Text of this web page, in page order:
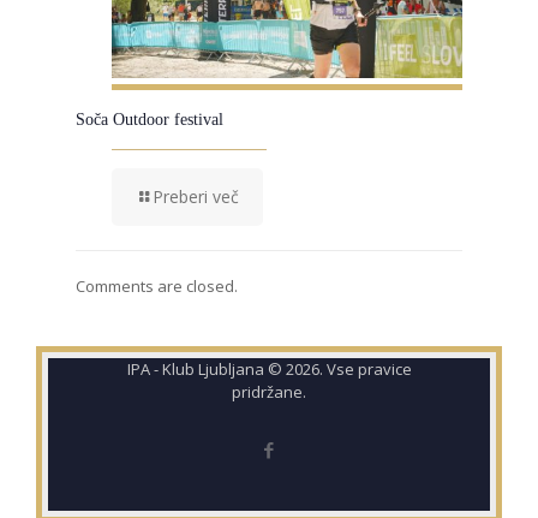
Soča Outdoor festival
Preberi več
Comments are closed.
IPA - Klub Ljubljana © 2026. Vse pravice
pridržane.